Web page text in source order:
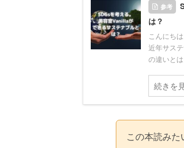
参考
は？
こんにち
近年サス
の違いと
続きを
この本読みた